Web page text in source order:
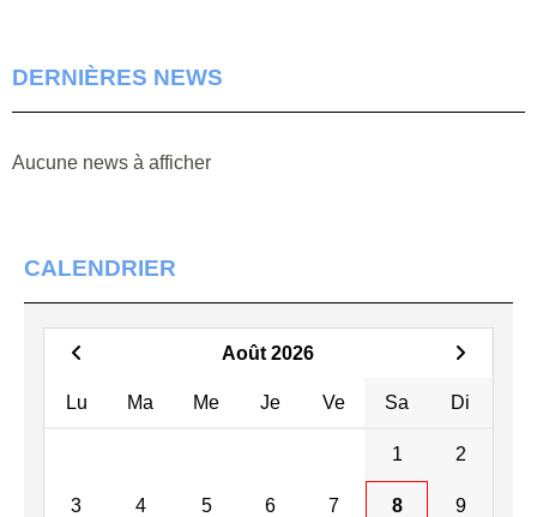
DERNIÈRES NEWS
Aucune news à afficher
CALENDRIER
Août 2026
Lu Ma Me Je Ve Sa Di
1 2
3 4 5 6 7 8 9